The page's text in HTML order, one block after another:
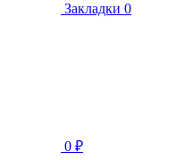
Закладки 0
0 ₽